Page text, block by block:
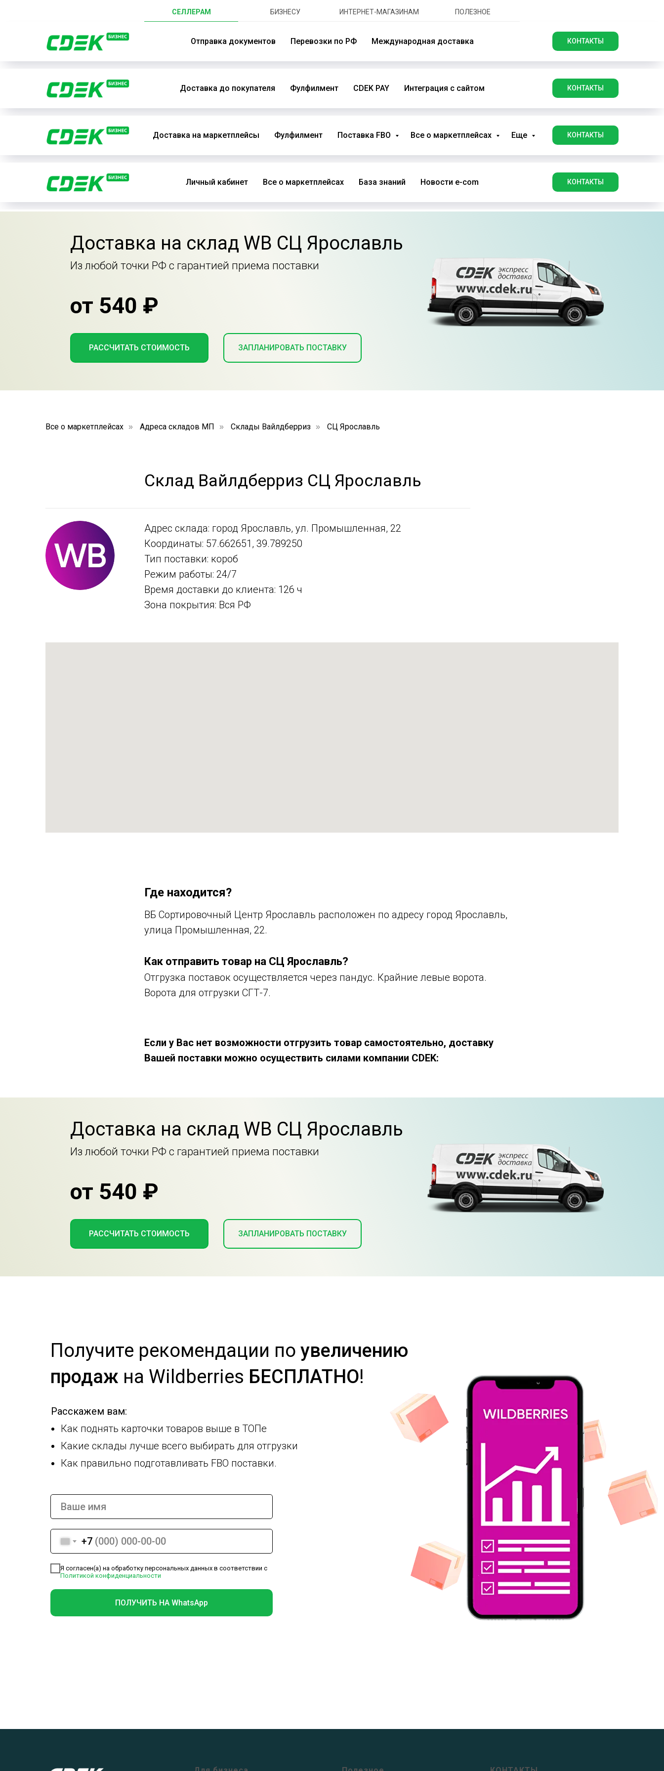
СЕЛЛЕРАМ БИЗНЕСУ ИНТЕРНЕТ-МАГАЗИНАМ ПОЛЕЗНОЕ
Отправка документов Перевозки по РФ Международная доставка КОНТАКТЫ
Доставка до покупателя Фулфилмент CDEK PAY Интеграция с сайтом КОНТАКТЫ
Доставка на маркетплейсы Фулфилмент Поставка FBO Все о маркетплейсах Еще КОНТАКТЫ
Личный кабинет Все о маркетплейсах База знаний Новости e-com КОНТАКТЫ
Доставка на склад WB СЦ Ярославль
Из любой точки РФ с гарантией приема поставки
РАССЧИТАТЬ СТОИМОСТЬ ЗАПЛАНИРОВАТЬ ПОСТАВКУ
от 540 ₽
Все о маркетплейсах » Адреса складов МП » Склады Вайлдберриз » СЦ Ярославль
Склад Вайлдберриз СЦ Ярославль
Адрес склада: город Ярославль, ул. Промышленная, 22
Координаты: 57.662651, 39.789250
Тип поставки: короб
Режим работы: 24/7
Время доставки до клиента: 126 ч
Зона покрытия: Вся РФ
Где находится?
ВБ Сортировочный Центр Ярославль расположен по адресу город Ярославль,
улица Промышленная, 22.
Как отправить товар на СЦ Ярославль?
Отгрузка поставок осуществляется через пандус. Крайние левые ворота.
Ворота для отгрузки СГТ-7.
Если у Вас нет возможности отгрузить товар самостоятельно, доставку
Вашей поставки можно осуществить силами компании CDEK:
Доставка на склад WB СЦ Ярославль
Из любой точки РФ с гарантией приема поставки
РАССЧИТАТЬ СТОИМОСТЬ ЗАПЛАНИРОВАТЬ ПОСТАВКУ
от 540 ₽
+7
Я согласен(а) на обработку персональных данных в соответствии с
Политикой конфиденциальности
ПОЛУЧИТЬ НА WhatsApp
Расскажем вам:
Как поднять карточки товаров выше в ТОПе
Какие склады лучше всего выбирать для отгрузки
Как правильно подготавливать FBO поставки.
Получите рекомендации по увеличению
продаж на Wildberries БЕСПЛАТНО!